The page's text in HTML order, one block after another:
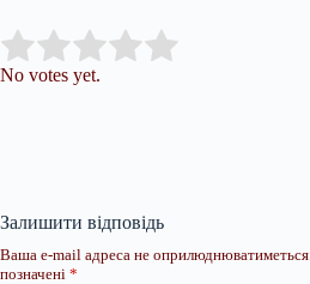
Rate this item:
No votes yet.
Залишити відповідь
Ваша e-mail адреса не оприлюднюватиметься.
позначені *